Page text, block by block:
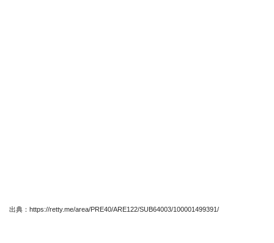
出典：https://retty.me/area/PRE40/ARE122/SUB64003/100001499391/